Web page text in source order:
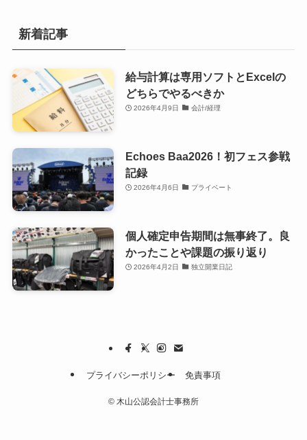
新着記事
給与計算は専用ソフトとExcelの
どちらでやるべきか
2026年4月9日 会計/経理
Echoes Baa2026！初フェス参戦
記録
2026年4月6日 プライベート
個人確定申告期間は無事終了。良
かったことや課題の振り返り
2026年4月2日 独立開業日記
プライバシーポリシー 免責事項
© 木山公認会計士事務所